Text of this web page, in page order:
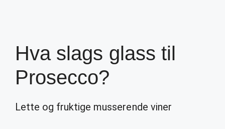
Hva slags glass til
Prosecco?
Lette og fruktige musserende viner